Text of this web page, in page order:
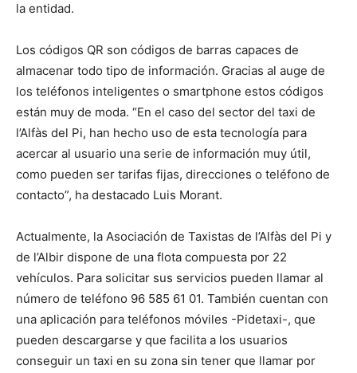
la entidad.
Los códigos QR son códigos de barras capaces de
almacenar todo tipo de información. Gracias al auge de
los teléfonos inteligentes o smartphone estos códigos
están muy de moda. “En el caso del sector del taxi de
l’Alfàs del Pi, han hecho uso de esta tecnología para
acercar al usuario una serie de información muy útil,
como pueden ser tarifas fijas, direcciones o teléfono de
contacto”, ha destacado Luis Morant.
Actualmente, la Asociación de Taxistas de l’Alfàs del Pi y
de l’Albir dispone de una flota compuesta por 22
vehículos. Para solicitar sus servicios pueden llamar al
número de teléfono 96 585 61 01. También cuentan con
una aplicación para teléfonos móviles -Pidetaxi-, que
pueden descargarse y que facilita a los usuarios
conseguir un taxi en su zona sin tener que llamar por